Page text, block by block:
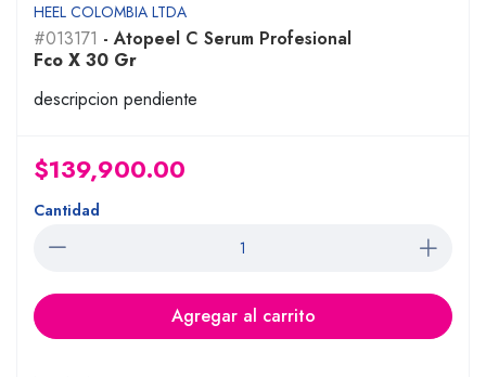
HEEL COLOMBIA LTDA
#013171 - Atopeel C Serum Profesional
Fco X 30 Gr
descripcion pendiente
$139,900.00
Cantidad
Agregar al carrito